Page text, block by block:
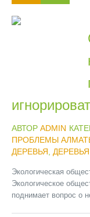
АВТОР ADMIN
ПРОБЛЕМЫ
ДЕРЕВЬЯ
Экологическая
Экологическое
поднимает вопрос о